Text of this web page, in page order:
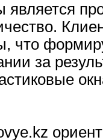
что
за